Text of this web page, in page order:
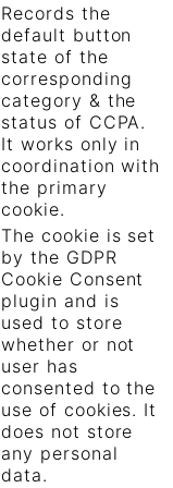
Records the
default button
state of the
corresponding
category & the
status of CCPA.
It works only in
coordination with
the primary
cookie.
The cookie is set
by the GDPR
Cookie Consent
plugin and is
used to store
whether or not
user has
consented to the
use of cookies. It
does not store
any personal
data.